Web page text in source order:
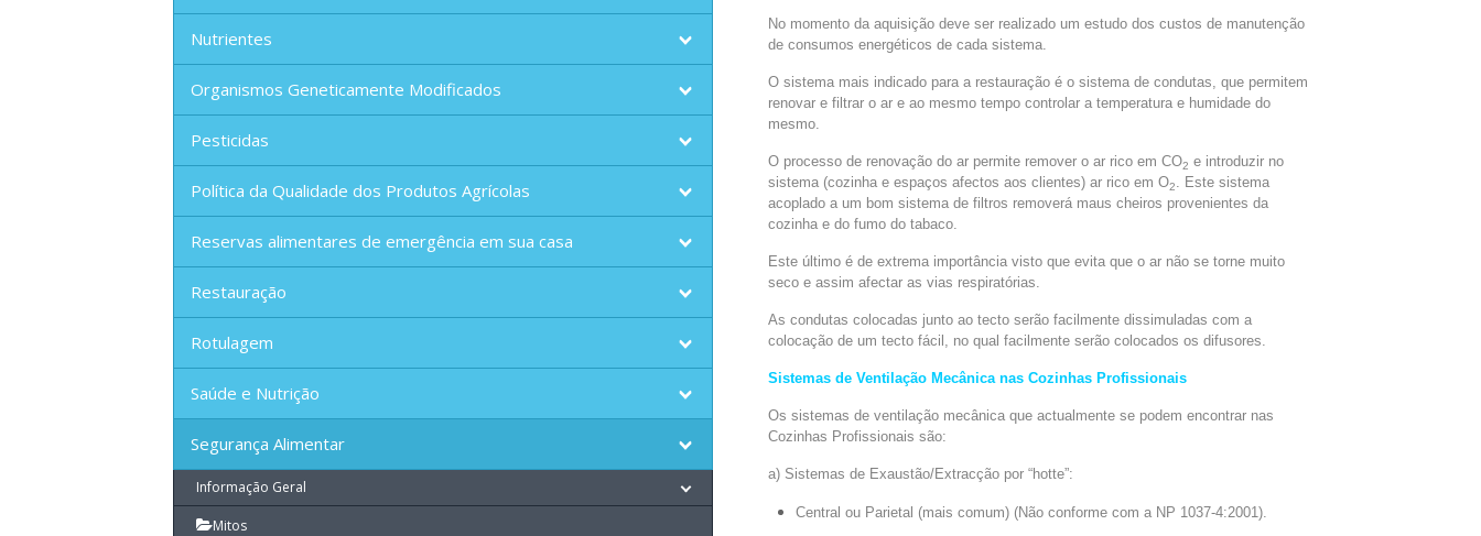
No momento da aquisição deve ser realizado um estudo dos custos de manutenção
de consumos energéticos de cada sistema.
O sistema mais indicado para a restauração é o sistema de condutas, que permitem
renovar e filtrar o ar e ao mesmo tempo controlar a temperatura e humidade do
mesmo.
O processo de renovação do ar permite remover o ar rico em CO2 e introduzir no
sistema (cozinha e espaços afectos aos clientes) ar rico em O2. Este sistema
acoplado a um bom sistema de filtros removerá maus cheiros provenientes da
cozinha e do fumo do tabaco.
Este último é de extrema importância visto que evita que o ar não se torne muito
seco e assim afectar as vias respiratórias.
As condutas colocadas junto ao tecto serão facilmente dissimuladas com a
colocação de um tecto fácil, no qual facilmente serão colocados os difusores.
Sistemas de Ventilação Mecânica nas Cozinhas Profissionais
Os sistemas de ventilação mecânica que actualmente se podem encontrar nas
Cozinhas Profissionais são:
a) Sistemas de Exaustão/Extracção por “hotte”:
Central ou Parietal (mais comum) (Não conforme com a NP 1037-4:2001).
Nutrientes
Organismos Geneticamente Modificados
Pesticidas
Política da Qualidade dos Produtos Agrícolas
Reservas alimentares de emergência em sua casa
Restauração
Rotulagem
Saúde e Nutrição
Segurança Alimentar
Informação Geral
Mitos